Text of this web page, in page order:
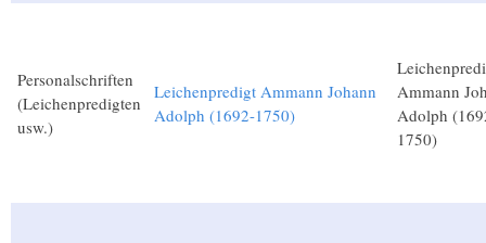
Personalschriften
(Leichenpredigten
usw.)
Leichenpredigt Ammann Johann
Adolph (1692-1750)
Ammann
Adolph
1750)